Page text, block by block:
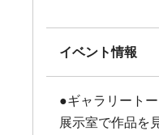
イベント情報
●ギャラリートー
展示室で作品を